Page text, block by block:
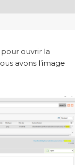
ouvrir la
avons l’image